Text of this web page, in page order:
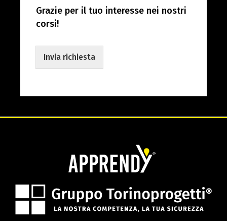
Grazie per il tuo interesse nei nostri
corsi!
Invia richiesta